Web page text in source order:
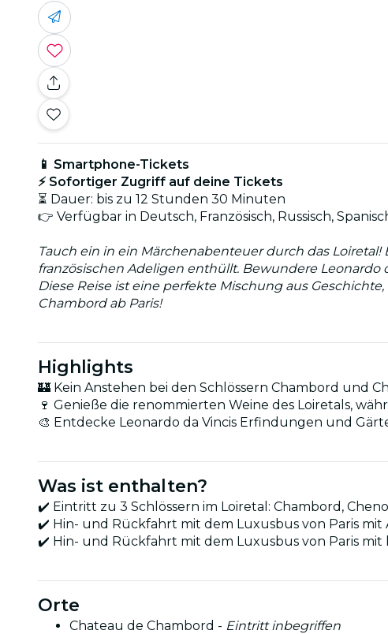
📱 Smartphone-Tickets
⚡ Sofortiger Zugriff auf deine Tickets
⏳ Dauer: bis zu 12 Stunden 30 Minuten
👉 Verfügbar in Deutsch, Französisch, Russisch,
Tauch ein in ein Märchenabenteuer durch das
französischen Adeligen enthüllt. Bewundere
Diese Reise ist eine perfekte Mischung aus
Chambord ab Paris!
Highlights
🏰 Kein Anstehen bei den Schlössern Chambord und
🍷 Genieße die renommierten Weine des Loiretals,
🎨 Entdecke Leonardo da Vincis Erfindungen und
Was ist enthalten?
✔️ Eintritt zu 3 Schlössern im Loiretal: Chambord,
✔️ Hin- und Rückfahrt mit dem Luxusbus von Paris
✔️ Hin- und Rückfahrt mit dem Luxusbus von Paris
Orte
Chateau de Chambord - Eintritt inbegriffen